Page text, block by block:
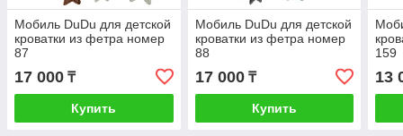
Мобиль DuDu для детской
кроватки из фетра номер
87
17 000 ₸
Купить
Мобиль DuDu для детской
кроватки из фетра номер
88
17 000₸
Купить
159
13